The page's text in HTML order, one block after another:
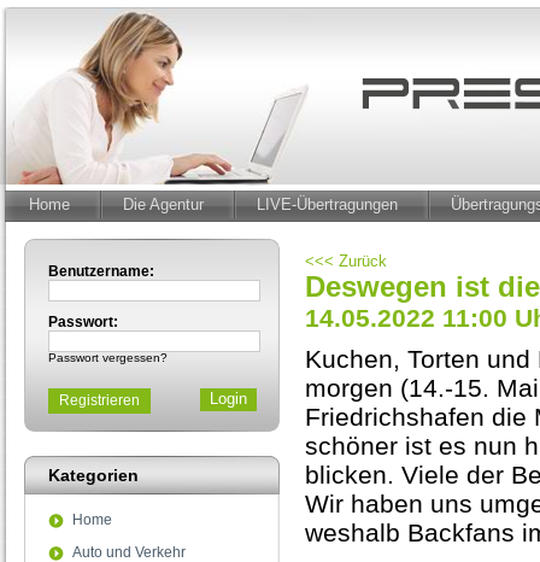
Home Die Agentur LIVE-Übertragungen
Benutzername:
Passwort:
Passwort vergessen?
Registrieren
Kategorien
Home
Auto und Verkehr
<<< Zurück
Deswegen ist
14.05.2022 11:00
Kuchen, Torten
morgen (14.-15.
Friedrichshafen die
schöner ist es nun
blicken. Viele der
Wir haben uns
weshalb Backfans